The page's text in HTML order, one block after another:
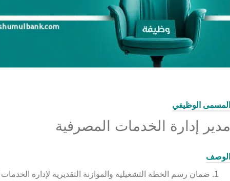
المسمى الوظيفي
مدير إدارة الخدمات المصرفية
الوصف
ضمان رسم الخطة التشغيلية والموازنة التقديرية لإدارة